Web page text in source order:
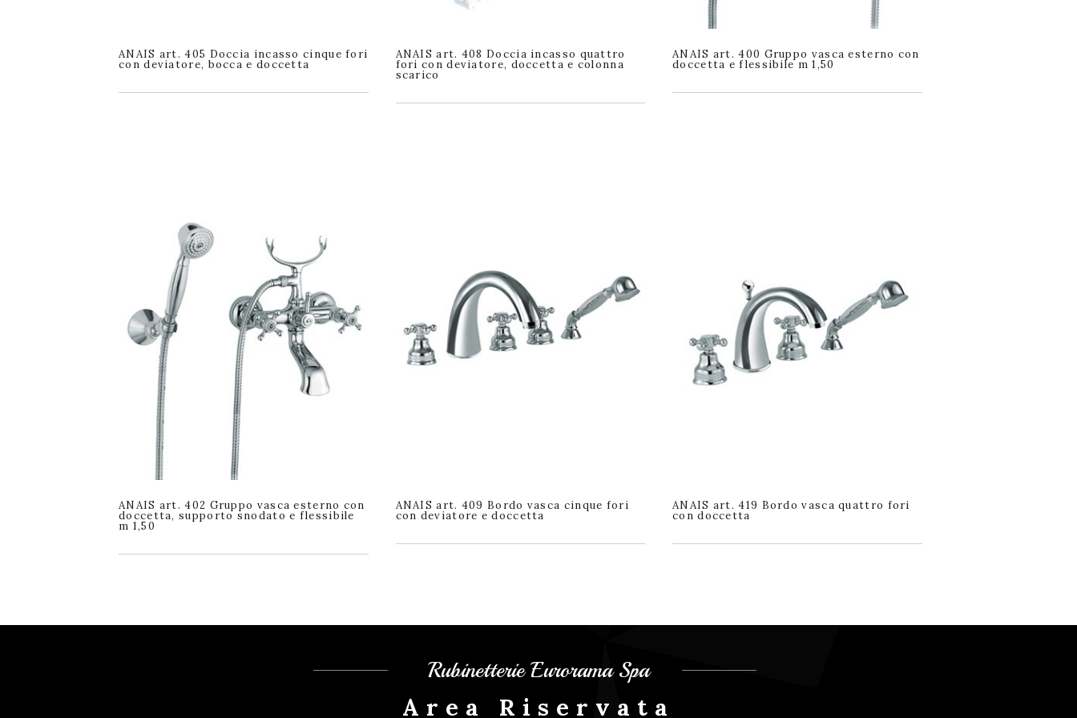
ANAIS art. 405 Doccia incasso cinque fori
con deviatore, bocca e doccetta
ANAIS art. 408 Doccia incasso quattro
fori con deviatore, doccetta e colonna
scarico
ANAIS art. 400 Gruppo vasca esterno con
doccetta e flessibile m 1,50
ANAIS art. 402 Gruppo vasca esterno con
doccetta, supporto snodato e flessibile
m 1,50
ANAIS art. 409 Bordo vasca cinque fori
con deviatore e doccetta
ANAIS art. 419 Bordo vasca quattro fori
con doccetta
Rubinetterie Eurorama Spa
Area Riservata